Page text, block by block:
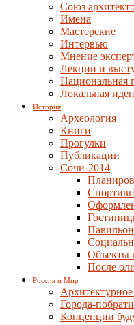
Союз
Имена
Мастерские
Интервью
Мнение
Лекции и
Национальная
Локальная
История
Археология
Книги
Прогулки
Публикации
Сочи-2014
Объекты
После
Россия и Мир
Города-
Концепции